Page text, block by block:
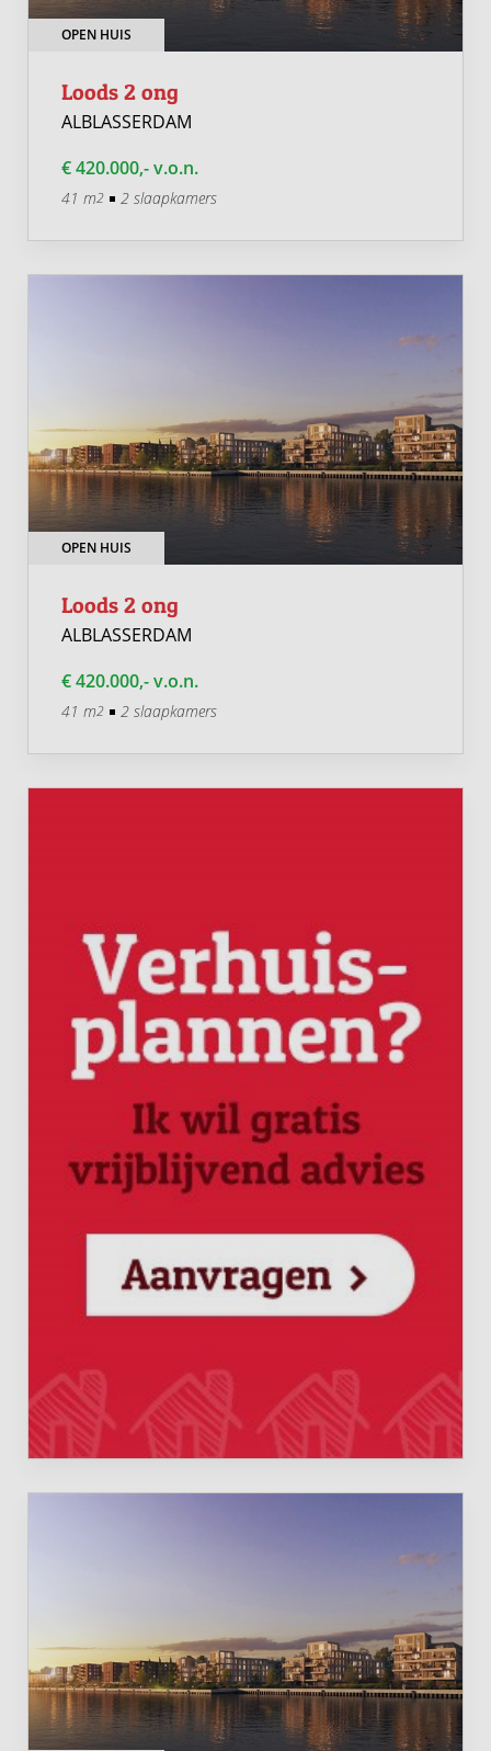
OPEN HUIS
Loods 2 ong
ALBLASSERDAM
€ 420.000,- v.o.n.
41 m2 2 slaapkamers
OPEN HUIS
Loods 2 ong
ALBLASSERDAM
€ 420.000,- v.o.n.
41 m2 2 slaapkamers